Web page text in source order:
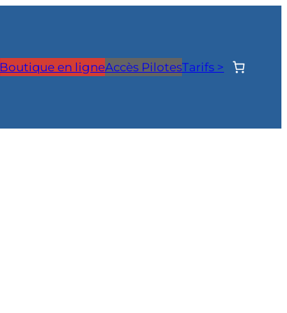
Boutique en ligneAccès PilotesTarifs >